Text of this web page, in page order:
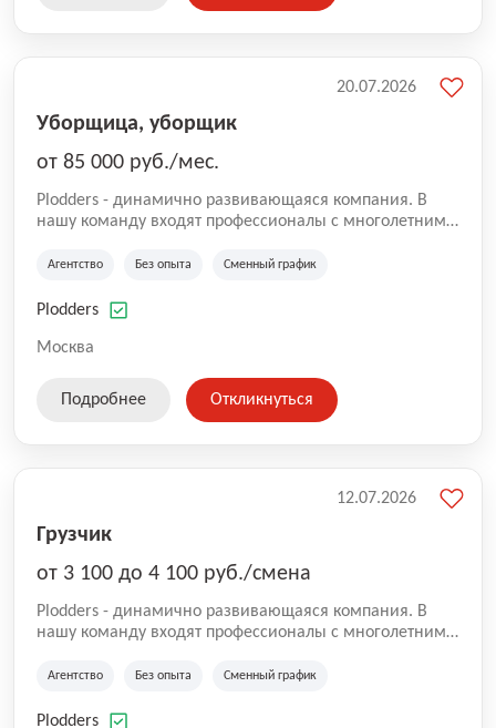
Уборщица, уборщик
от 85 000 руб./мес.
Plodders - динамично развивающаяся компания. В
нашу команду входят профессионалы с многолетним
на рынке аутсорсинга, а накопленный опыт позволяют
оказываемых услуг.
Агентство Без опыта Сменный график
Plodders
Москва
20.07.2026
Подробнее Откликнуться
Грузчик
от 3 100 до 4 100 руб./смена
Plodders - динамично развивающаяся компания. В
нашу команду входят профессионалы с многолетним
на рынке аутсорсинга, а накопленный опыт позволяют
оказываемых услуг.
Агентство Без опыта Сменный график
Plodders
12.07.2026